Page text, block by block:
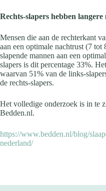
Rechts-slapers hebben
Mensen die aan de rechterkant
aan een optimale nachtrust (7
slapende mannen aan een
slapers is dit percentage 33%.
waarvan 51% van de links-
de rechts-slapers.
Het volledige onderzoek is in te
Bedden.nl.
https://www.bedden.nl/blog/
nederland/